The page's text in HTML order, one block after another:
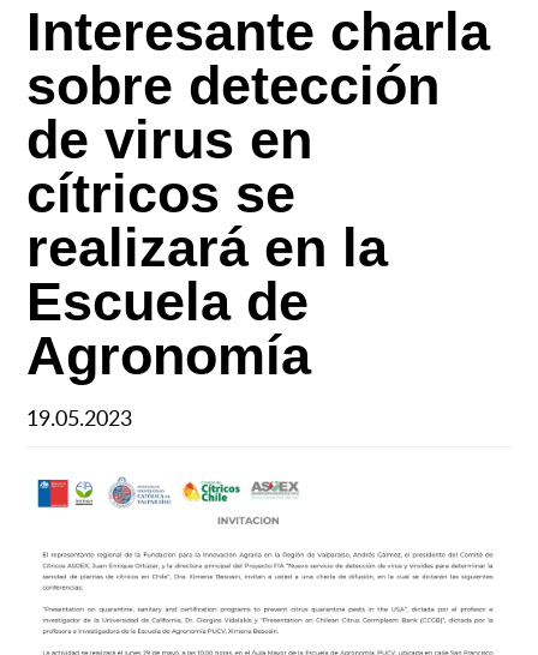
Interesante charla
sobre detección
de virus en
cítricos se
realizará en la
Escuela de
Agronomía
19.05.2023